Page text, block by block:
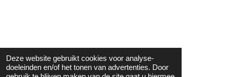
Deze website gebruikt cookies voor analyse-
doeleinden en/of het tonen van advertenties. Door